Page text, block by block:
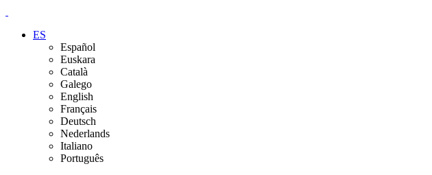
ES
Español
Euskara
Català
Galego
English
Français
Deutsch
Nederlands
Italiano
Português